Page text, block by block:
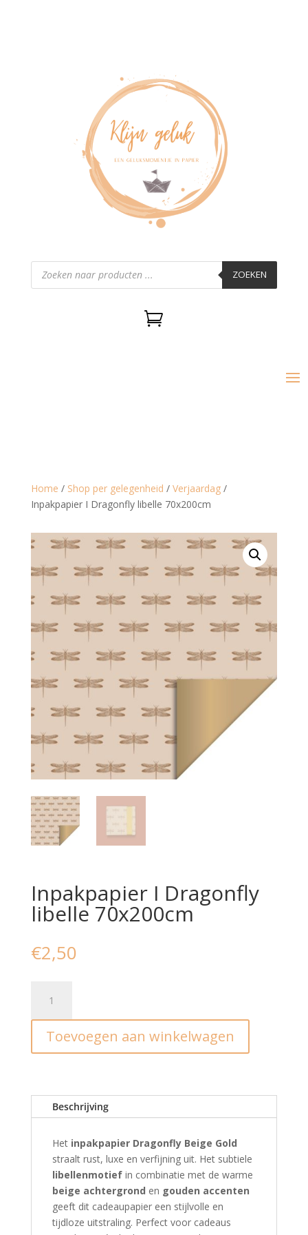
Producten
zoeken ZOEKEN

Home / Shop per gelegenheid / Verjaardag/
Inpakpapier I Dragonfly libelle 70x200cm
Inpakpapier I Dragonfly
libelle 70x200cm
€2,50
Dragonfly
libelle
70x200cm
Toevoegen aan winkelwagen
Beschrijving
Het inpakpapier Dragonfly Beige Gold
straalt rust, luxe en verfijning uit. Het subtiele
libellenmotiefin combinatie met de warme
beige achtergrond en gouden accenten
geeft dit cadeaupapier een stijlvolle en
tijdloze uitstraling. Perfect voor cadeaus